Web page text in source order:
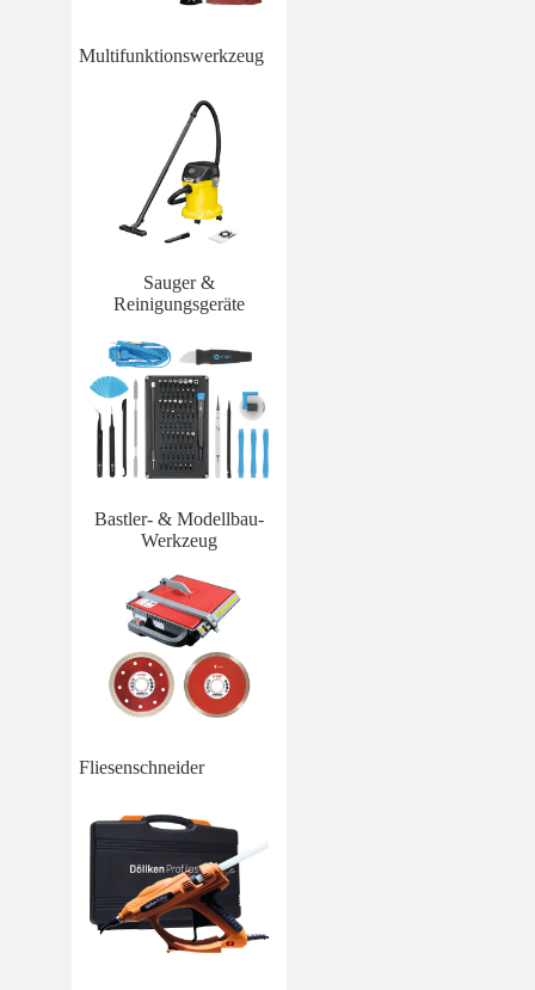
Multifunktionswerkzeug
Sauger &
Reinigungsgeräte
Bastler- & Modellbau-
Werkzeug
Fliesenschneider